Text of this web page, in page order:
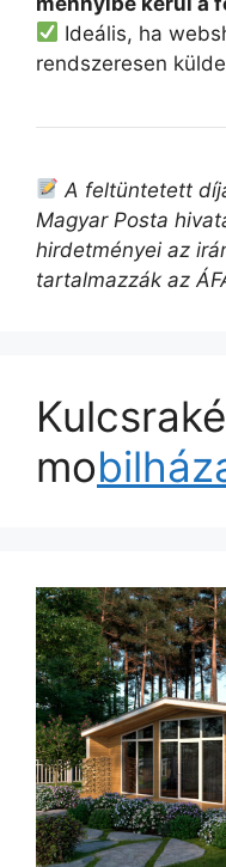
Ideális, ha
rendszeresen
A feltüntetett
Magyar Posta
hirdetményei az
tartalmazzák az
mo